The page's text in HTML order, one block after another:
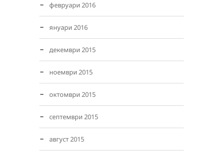
февруари 2016
януари 2016
декември 2015
ноември 2015
октомври 2015
септември 2015
август 2015